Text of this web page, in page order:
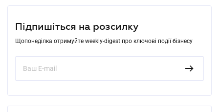
Підпишіться на розсилку
Щопонеділка отримуйте weekly-digest про ключові події бізнесу